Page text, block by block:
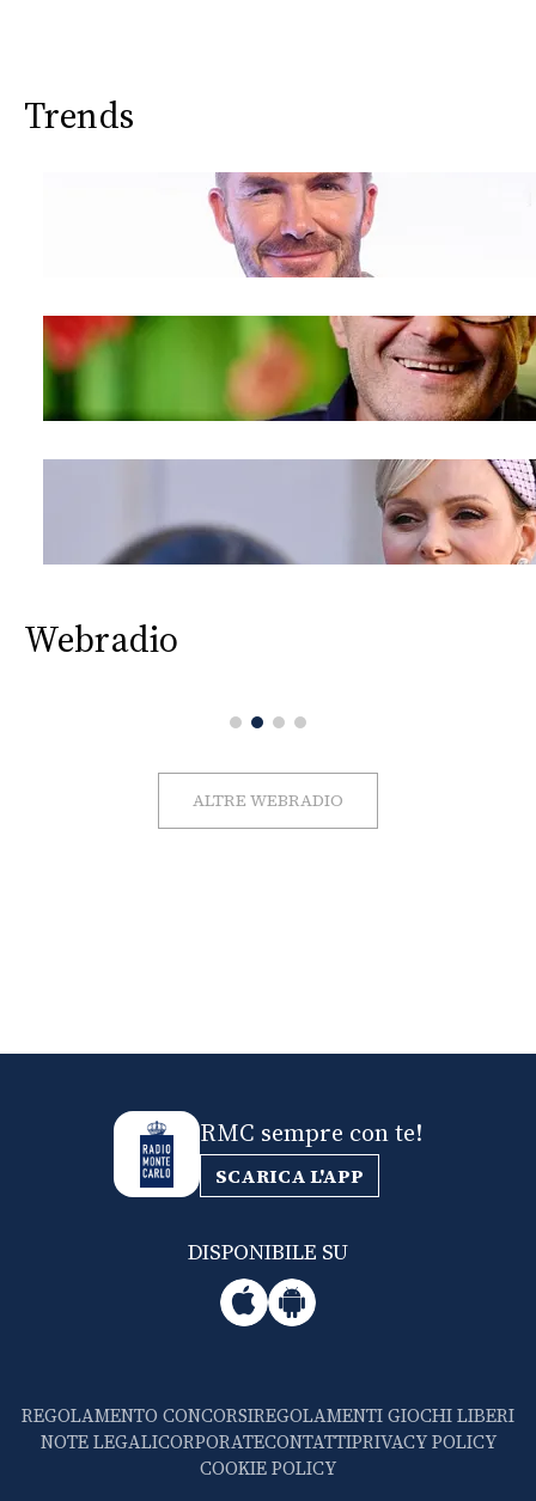
Trends
Webradio
ALTRE WEBRADIO
RMC sempre con te!
SCARICA L'APP
DISPONIBILE SU
REGOLAMENTO CONCORSIREGOLAMENTI GIOCHI LIBERI
NOTE LEGALICORPORATECONTATTIPRIVACY POLICY
COOKIE POLICY